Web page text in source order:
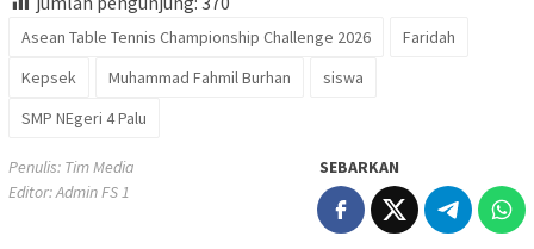
Asean Table Tennis Championship Challenge 2026
Faridah
Kepsek
Muhammad Fahmil Burhan
siswa
SMP NEgeri 4 Palu
Penulis: Tim Media
Editor: Admin FS 1
SEBARKAN